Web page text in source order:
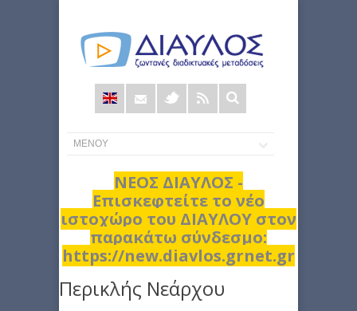
Φόρμα
αναζήτησης
ΝΕΟΣ ΔΙΑΥΛΟΣ -
Επισκεφτείτε το νέο
ιστοχώρο του ΔΙΑΥΛΟΥ στον
παρακάτω σύνδεσμο:
https://new.diavlos.grnet.gr
Περικλής Νεάρχου